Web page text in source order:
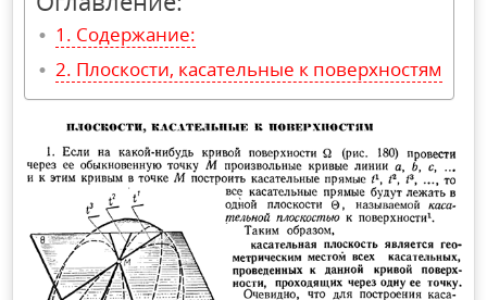
Содержание:
Плоскости, касательные к поверхностям